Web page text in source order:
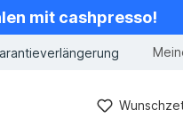
mit cashpresso!